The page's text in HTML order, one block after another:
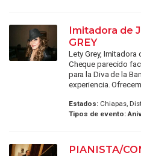
Imitadora de
GREY
Lety Grey, Imitadora
Cheque parecido
para la Diva de la
experiencia.
Estados:Chiapas,
Tipos de evento:
PIANISTA/